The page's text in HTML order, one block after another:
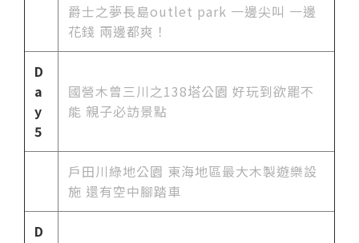
爵士之夢長島outlet park 一邊尖叫 一邊
花錢 兩邊都爽！
D
a
y
5
國營木曾三川之138塔公園 好玩到欲罷不
能 親子必訪景點
戶田川綠地公園 東海地區最大木製遊樂設
施 還有空中腳踏車
D